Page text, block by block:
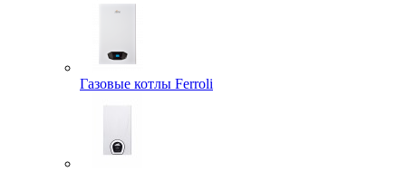
Газовые котлы Ferroli